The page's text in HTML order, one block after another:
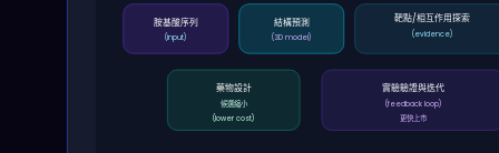
胺基酸序列
(input)
結構預測
(3D model)
靶點/相互作用探索
(evidence)
藥物設計
候選縮小
(lower cost)
實驗驗證與迭代
(feedback loop)
更快上市